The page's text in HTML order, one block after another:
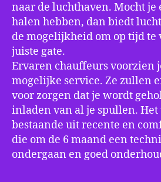
naar de luchthaven. Mocht je
halen hebben, dan biedt
de mogelijkheid om op tijd te
juiste gate.
Ervaren chauffeurs voorzien
mogelijke service. Ze zullen
voor zorgen dat je wordt
inladen van al je spullen.
bestaande uit recente en
die om de 6 maand een
ondergaan en goed